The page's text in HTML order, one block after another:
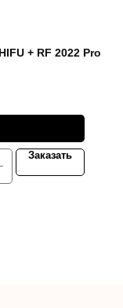
+ RF 2022 Pro
Заказать